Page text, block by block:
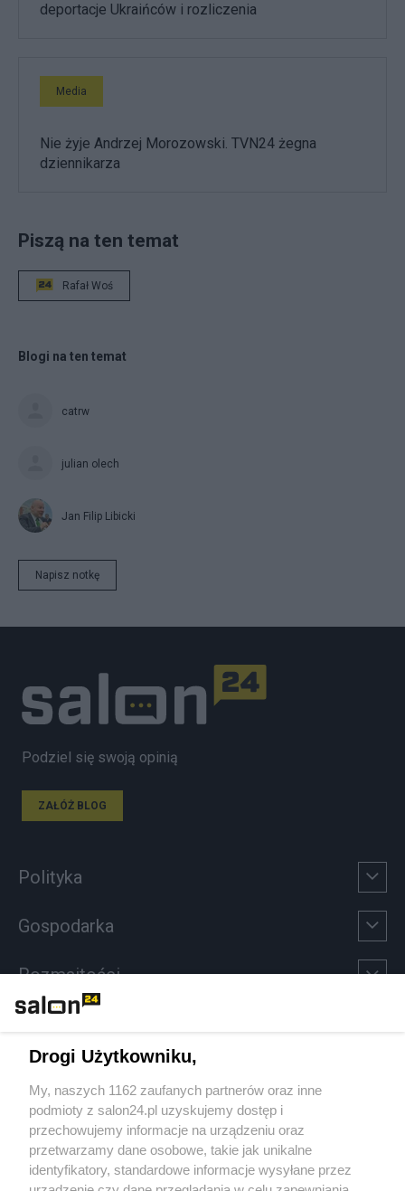
deportacje Ukraińców i rozliczenia
Media
Nie żyje Andrzej Morozowski. TVN24 żegna
dziennikarza
Piszą na ten temat
Rafał Woś
Blogi na ten temat
catrw
julian olech
Jan Filip Libicki
Napisz notkę
Podziel się swoją opinią
ZAŁÓŻ BLOG
Polityka
Gospodarka
Rozmaitości
Sport
Społeczeństwo
Kultura
Drogi Użytkowniku,
My, naszych 1162 zaufanych partnerów oraz inne
podmioty z salon24.pl uzyskujemy dostęp i
przechowujemy informacje na urządzeniu oraz
przetwarzamy dane osobowe, takie jak unikalne
identyfikatory, standardowe informacje wysyłane przez